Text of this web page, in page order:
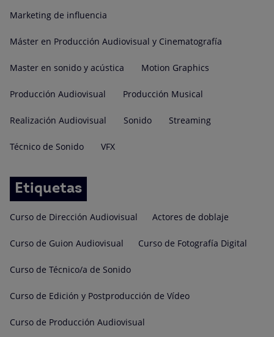
Marketing de influencia
Máster en Producción Audiovisual y Cinematografía
Master en sonido y acústica Motion Graphics
Producción Audiovisual Producción Musical
Realización Audiovisual Sonido Streaming
Técnico de Sonido VFX
Etiquetas
Curso de Dirección Audiovisual Actores de doblaje
Curso de Guion Audiovisual Curso de Fotografía Digital
Curso de Técnico/a de Sonido
Curso de Edición y Postproducción de Vídeo
Curso de Producción Audiovisual